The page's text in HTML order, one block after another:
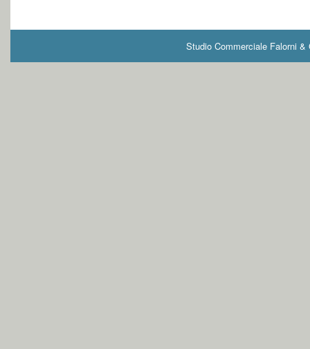
Studio Commerciale Falorni